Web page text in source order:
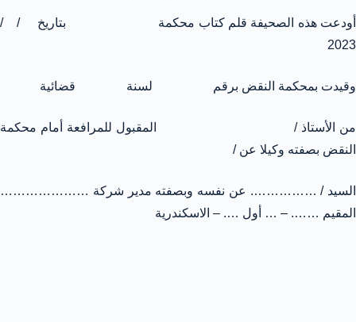
أودعت هذه الصحيفة قلم كتاب محكمة بتاريخ / /
2023
وقيدت بمحكمة النقض برقم لسنة قضائية
من الأستاذ / المقبول للمرافعة أمام محكمة
النقض بصفته وكيلا عن /
السيد / ……………. عن نفسه وبصفته مدير شركة …………………
المقيم ……. – … أول …. – الاسكندرية